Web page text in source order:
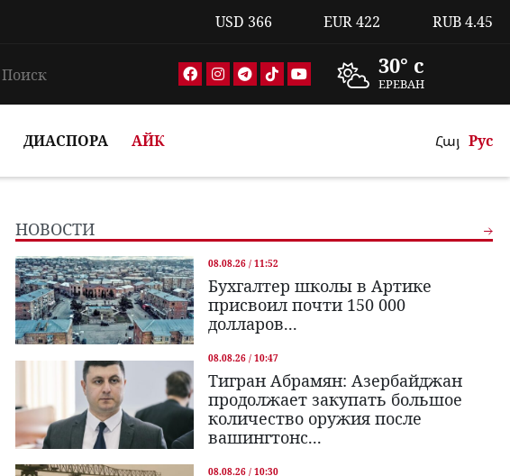
USD 366 EUR422 RUB4.45
30° c
ЕРЕВАН
ДИАСПОРА АЙК Հայ Рус
НОВОСТИ
08.08.26 / 11:52
Бухгалтер школы в Артике
присвоил почти 150 000
долларов...
08.08.26 / 10:47
Тигран Абрамян: Азербайджан
продолжает закупать большое
количество оружия после
вашингтонс...
08.08.26 / 10:30